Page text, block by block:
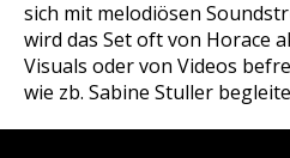
sich mit melodiösen
wird das Set oft von Horace
Visuals oder von Videos
wie zb. Sabine Stuller